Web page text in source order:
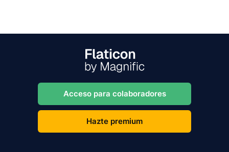
Acceso para colaboradores
Hazte premium